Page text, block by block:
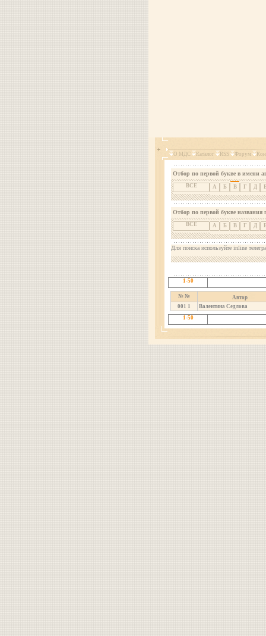
О МДС Каталог RSS Форум
Отбор по первой букве в имени
ВСЕ А Б В Г Д
Отбор по первой букве названия
ВСЕ А Б В Г Д
Для поиска используйте inline
1-50
№ №
Автор
001 1
Валентина Седлова
1-50